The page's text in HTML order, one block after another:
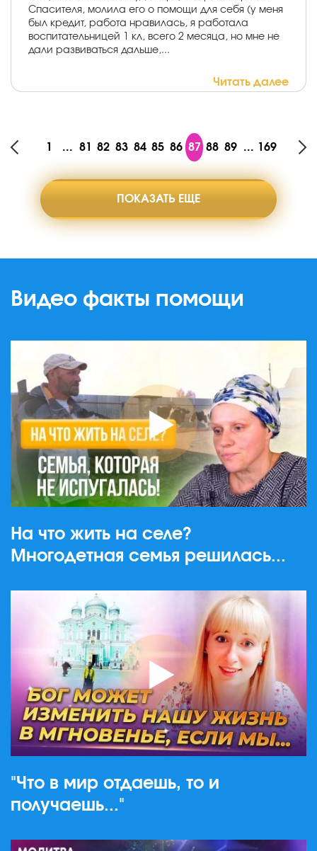
Спасителя, молила его о помощи для себя (у меня
был кредит, работа нравилась, я работала
воспитательницей 1 кл, всего 2 месяца, но мне не
дали развиваться дальше,...
Читать далее
1 ... 81 82 83 84 85 86 87 88 89 ... 169
ПОКАЗАТЬ ЕЩЕ
Видео факты помощи
На что жить на селе?
Многодетная семья решилась...
"Что в мир отдаешь, то и
получаешь..."